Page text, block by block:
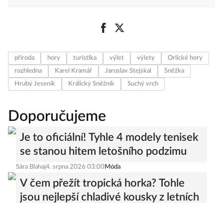
příroda hory turistika výlet výlety
Orlické hory
rozhledna
Karel Kramář Jaroslav Stejskal
Sněžka
Hrubý Jeseník
Králický Sněžník Suchý vrch
Doporučujeme
Je to oficiální! Tyhle 4 modely tenisek
se stanou hitem letošního podzimu
Sára Blahaj4. srpna 2026 03:00 Móda
V čem přežít tropická horka? Tohle
jsou nejlepší chladivé kousky z letních